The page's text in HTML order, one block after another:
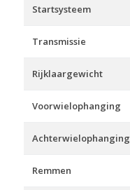
Startsysteem
Transmissie
Rijklaargewicht
Voorwielophanging
Achterwielophanging
Remmen